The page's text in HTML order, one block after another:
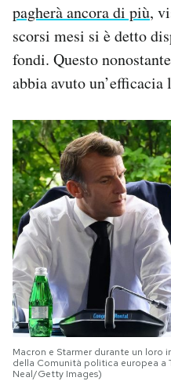
pagherà ancora di più,
scorsi mesi si è detto
fondi. Questo
abbia avuto
Macron e Starmer durante un loro
della Comunità politica europea a
Neal/Getty Images)